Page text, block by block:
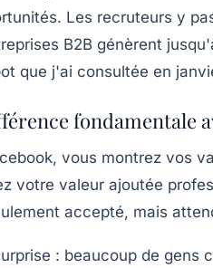
Les recruteurs y
B2B génèrent
que j'ai consultée en
fondamentale
vous montrez vos
votre valeur ajoutée
accepté, mais
: beaucoup de gens